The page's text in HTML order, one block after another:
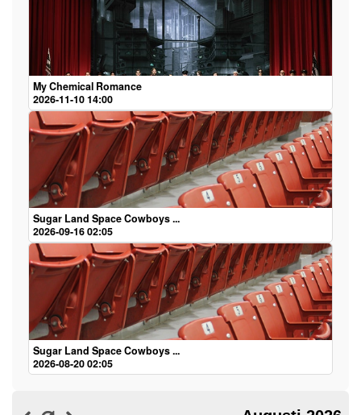
My Chemical Romance
2026-11-10 14:00
Sugar Land Space Cowboys ...
2026-09-16 02:05
Sugar Land Space Cowboys ...
2026-08-20 02:05